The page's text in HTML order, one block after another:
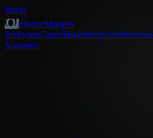
Inicio
DonauMorgen
ServiciosCapacidadesProyectosProceso
Nosotros